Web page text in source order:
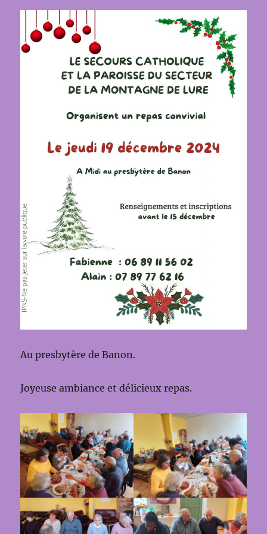
Au presbytère de Banon.
Joyeuse ambiance et délicieux repas.